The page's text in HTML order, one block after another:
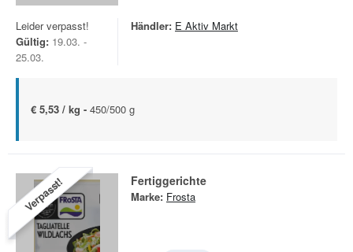
Leider verpasst!
Gültig: 19.03. -
25.03.
Händler: E Aktiv Markt
€ 5,53 / kg - 450/500 g
Verpasst! Fertiggerichte
Marke: Frosta